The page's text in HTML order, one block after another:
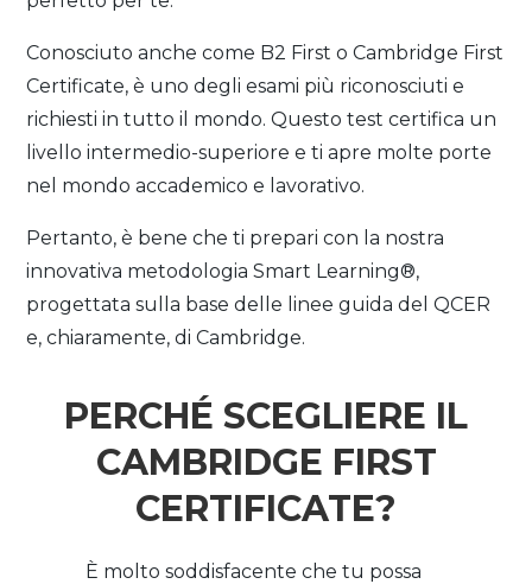
Conosciuto anche come B2 First o Cambridge First
Certificate, è uno degli esami più riconosciuti e
richiesti in tutto il mondo. Questo test certifica un
livello intermedio-superiore e ti apre molte porte
nel mondo accademico e lavorativo.
Pertanto, è bene che ti prepari con la nostra
innovativa metodologia Smart Learning®,
progettata sulla base delle linee guida del QCER
e, chiaramente, di Cambridge.
PERCHÉ SCEGLIERE IL
CAMBRIDGE FIRST
CERTIFICATE?
È molto soddisfacente che tu possa